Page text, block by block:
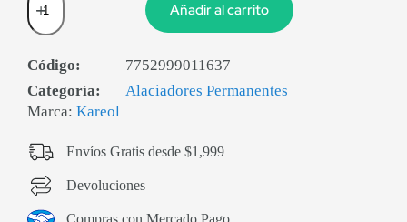
Añadir al carrito
Código:
7752999011637
Categoría:
Alaciadores Permanentes
Marca: Kareol
Envíos Gratis desde $1,999
Devoluciones
Compras con Mercado Pago